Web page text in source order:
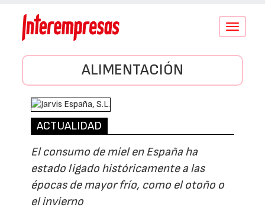
Conmutar
ALIMENTACIÓN
ACTUALIDAD
El consumo de miel en España ha
estado ligado históricamente a las
épocas de mayor frío, como el otoño o
el invierno